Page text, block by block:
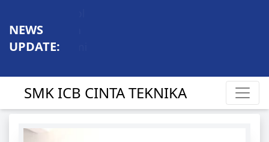
NEWS
UPDATE:
SMK ICB CINTA TEKNIKA